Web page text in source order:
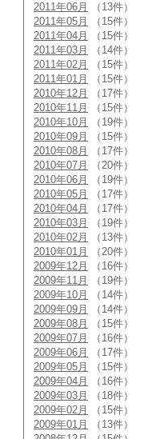
2011年06月
（13件）
2011年05月
（15件）
2011年04月
（15件）
2011年03月
（14件）
2011年02月
（15件）
2011年01月
（15件）
2010年12月
（17件）
2010年11月
（15件）
2010年10月
（19件）
2010年09月
（15件）
2010年08月
（17件）
2010年07月
（20件）
2010年06月
（19件）
2010年05月
（17件）
2010年04月
（17件）
2010年03月
（19件）
2010年02月
（13件）
2010年01月
（20件）
2009年12月
（16件）
2009年11月
（19件）
2009年10月
（14件）
2009年09月
（14件）
2009年08月
（15件）
2009年07月
（16件）
2009年06月
（17件）
2009年05月
（15件）
2009年04月
（16件）
2009年03月
（18件）
2009年02月
（15件）
2009年01月
（13件）